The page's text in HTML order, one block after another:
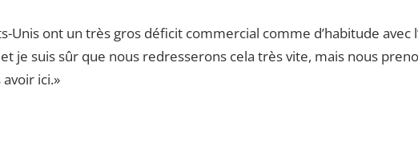
Unis ont un très gros déficit commercial comme d’habitude avec
je suis sûr que nous redresserons cela très vite, mais nous
ici.»